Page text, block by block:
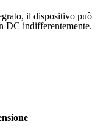
il dispositivo può
DC indifferentemente.